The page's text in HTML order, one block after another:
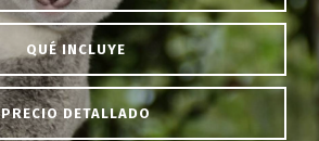
QUÉ INCLUYE
PRECIO DETALLADO